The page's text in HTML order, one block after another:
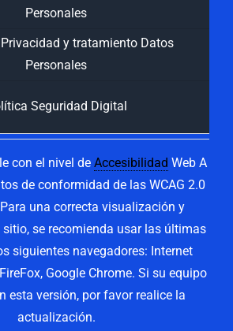
Personales
y tratamiento Datos
Personales
Seguridad Digital
con el nivel de Accesibilidad Web A
de conformidad de las WCAG 2.0
una correcta visualización y
sitio, se recomienda usar las últimas
siguientes navegadores: Internet
Google Chrome. Si su equipo
esta versión, por favor realice la
actualización.